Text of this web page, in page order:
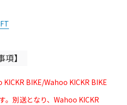
】
BIKE/Wahoo KICKR BIKE
。別送となり、Wahoo KICKR